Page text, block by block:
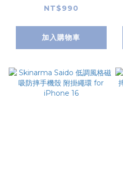
保護殼 for iPhone
NT$990
加入購物車